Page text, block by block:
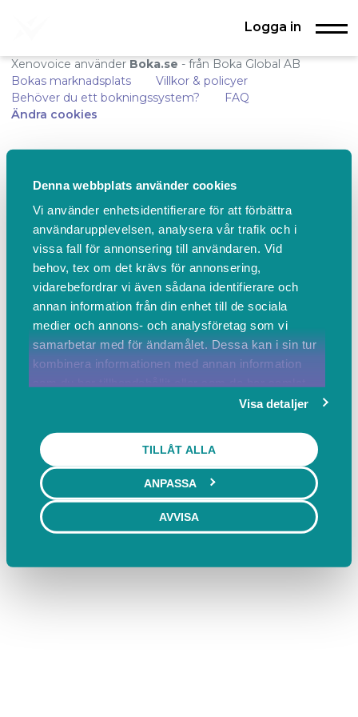
Denna webbplats använder cookies
Vi använder enhetsidentifierare för att förbättra
användarupplevelsen, analysera vår trafik och i
vissa fall för annonsering till användaren. Vid
behov, tex om det krävs för annonsering,
vidarebefordrar vi även sådana identifierare och
annan information från din enhet till de sociala
medier och annons- och analysföretag som vi
samarbetar med för ändamålet. Dessa kan i sin tur
kombinera informationen med annan information
Visa detaljer
TILLÅT ALLA
ANPASSA
AVVISA
Logga in
Xenovoice använder Boka.se - från Boka Global AB
Bokas marknadsplats
Villkor & policyer
Behöver du ett bokningssystem?
FAQ
Ändra cookies